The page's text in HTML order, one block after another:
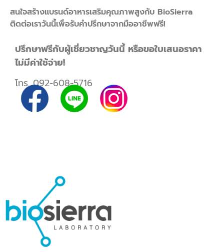
สนใจสร้างแบรนด์อาหารเสริมคุณภาพสูงกับ BioSierra
ติดต่อเราวันนี้เพื่อรับคำปรึกษาจากมืออาชีพฟรี!
ปรึกษาฟรีกับผู้เชี่ยวชาญวันนี้ หรือขอใบเสนอราคา
ไม่มีค่าใช้จ่าย!
โทร.092-608-5716